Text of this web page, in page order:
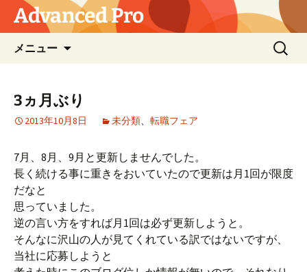
Advanced Pro
メニュー
検
索:
3ヵ月ぶり
2013年10月8日 未分類、 転職フェア
7月、8月、9月と更新しませんでした。
長く続ける事に重きをおいていたので更新は月1回が限度
だなと
思っていました。
逆の言い方をすれば月1回は必ず更新しようと。
そんなに沢山の人が見てくれている訳ではないですが、
当社に応募しようと